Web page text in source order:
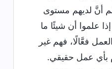
أنَّ لديهم مستوى
علموا أن شيئًا ما
فعَّالًا، فهم غير
بأي عمل حقيقي.